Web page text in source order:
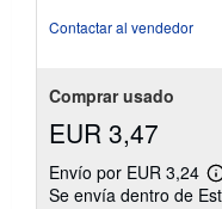
Contactar al vendedor
Comprar usado
EUR 3,47
Envío por EUR 3,24
Se envía dentro de